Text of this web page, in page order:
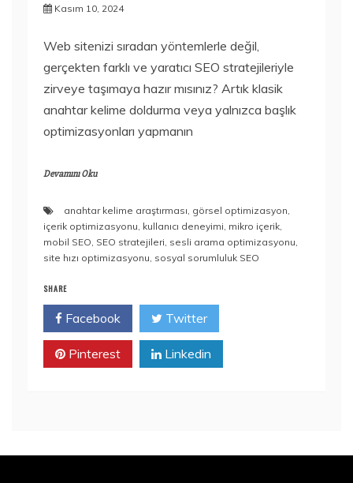
Kasım 10, 2024
Web sitenizi sıradan yöntemlerle değil,
gerçekten farklı ve yaratıcı SEO stratejileriyle
zirveye taşımaya hazır mısınız? Artık klasik
anahtar kelime doldurma veya yalnızca başlık
optimizasyonları yapmanın
Devamını Oku
anahtar kelime araştırması, görsel optimizasyon,
içerik optimizasyonu, kullanıcı deneyimi, mikro içerik,
mobil SEO, SEO stratejileri, sesli arama optimizasyonu,
site hızı optimizasyonu, sosyal sorumluluk SEO
SHARE
Facebook Twitter
Pinterest Linkedin